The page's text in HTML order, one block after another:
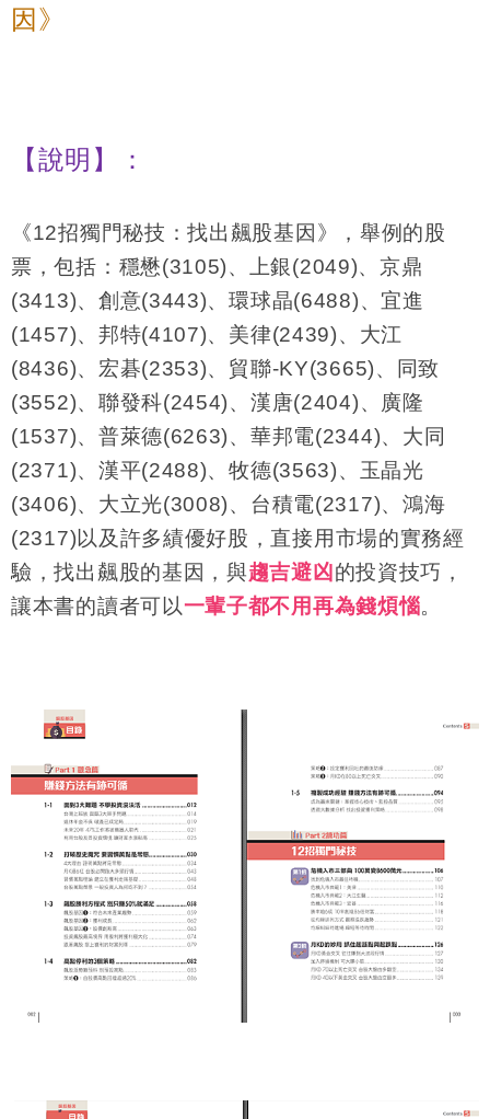
因》
【說明】：
《12招獨門秘技：找出飆股基因》，舉例的股
票，包括：穩懋(3105)、上銀(2049)、京鼎
(3413)、創意(3443)、環球晶(6488)、宜進
(1457)、邦特(4107)、美律(2439)、大江
(8436)、宏碁(2353)、貿聯-KY(3665)、同致
(3552)、聯發科(2454)、漢唐(2404)、廣隆
(1537)、普萊德(6263)、華邦電(2344)、大同
(2371)、漢平(2488)、牧德(3563)、玉晶光
(3406)、大立光(3008)、台積電(2317)、鴻海
(2317)以及許多績優好股，直接用市場的實務經
驗，找出飆股的基因，與趨吉避凶的投資技巧，
讓本書的讀者可以一輩子都不用再為錢煩惱。